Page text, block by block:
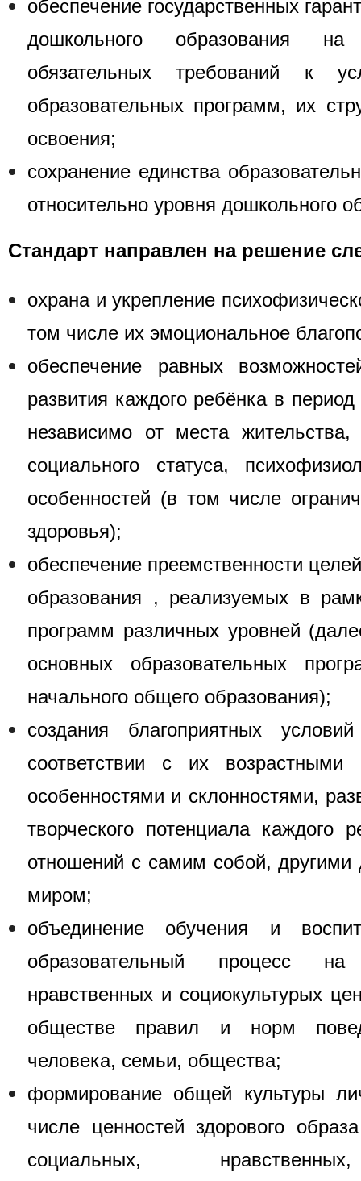
обеспечение государственных
дошкольного образования
обязательных требований к
образовательных программ, их
освоения;
сохранение единства
относительно уровня дошкольного
Стандарт направлен на решение
охрана и укрепление
том числе их эмоциональное
обеспечение равных
развития каждого ребёнка в
независимо от места
социального статуса,
особенностей (в том числе
здоровья);
обеспечение преемственности
образования , реализуемых в
программ различных уровней
основных образовательных
начального общего образования);
создания благоприятных
соответствии с их возрастными
особенностями и склонностями,
творческого потенциала каждого
отношений с самим собой,
миром;
объединение обучения и
образовательный процесс
нравственных и социокультурых
обществе правил и норм
человека, семьи, общества;
формирование общей культуры
числе ценностей здорового
социальных,